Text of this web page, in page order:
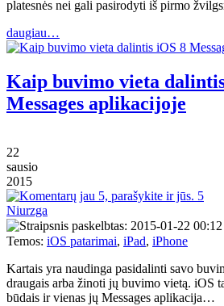
platesnės nei gali pasirodyti iš pirmo
daugiau…
Kaip buvimo vieta
Messages aplikacijoje
22
sausio
2015
5
Niurzga
Temos: iOS patarimai, iPad, iPhone
Kartais yra naudinga pasidalinti savo
draugais arba žinoti jų buvimo vietą. iOS
būdais ir vienas jų Messages aplikacija…